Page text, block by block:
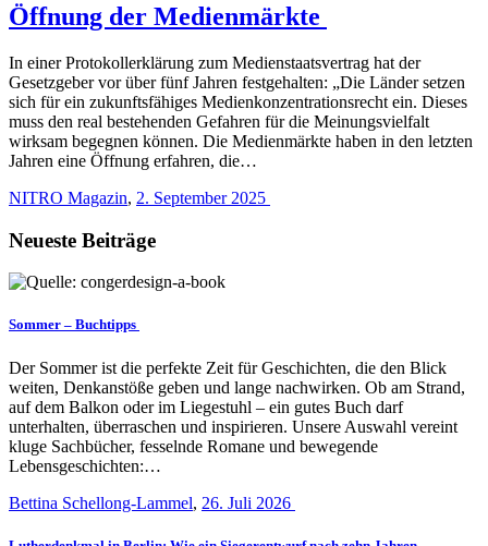
Öffnung der Medienmärkte
In einer Protokollerklärung zum Medienstaatsvertrag hat der
Gesetzgeber vor über fünf Jahren festgehalten: „Die Länder setzen
sich für ein zukunftsfähiges Medienkonzentrationsrecht ein. Dieses
muss den real bestehenden Gefahren für die Meinungsvielfalt
wirksam begegnen können. Die Medienmärkte haben in den letzten
Jahren eine Öffnung erfahren, die…
NITRO Magazin, 2. September 2025
Neueste Beiträge
Sommer – Buchtipps
Der Sommer ist die perfekte Zeit für Geschichten, die den Blick
weiten, Denkanstöße geben und lange nachwirken. Ob am Strand,
auf dem Balkon oder im Liegestuhl – ein gutes Buch darf
unterhalten, überraschen und inspirieren. Unsere Auswahl vereint
kluge Sachbücher, fesselnde Romane und bewegende
Lebensgeschichten:…
Bettina Schellong-Lammel, 26. Juli 2026